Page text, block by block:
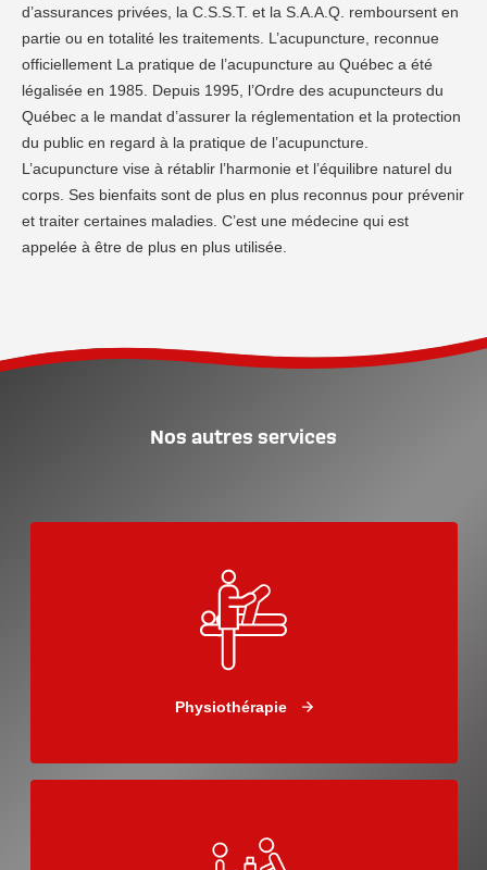
d’assurances privées, la C.S.S.T. et la S.A.A.Q. remboursent en
partie ou en totalité les traitements. L’acupuncture, reconnue
officiellement La pratique de l’acupuncture au Québec a été
légalisée en 1985. Depuis 1995, l’Ordre des acupuncteurs du
Québec a le mandat d’assurer la réglementation et la protection
du public en regard à la pratique de l’acupuncture.
L’acupuncture vise à rétablir l’harmonie et l’équilibre naturel du
corps. Ses bienfaits sont de plus en plus reconnus pour prévenir
et traiter certaines maladies. C’est une médecine qui est
appelée à être de plus en plus utilisée.
Nos autres services
Physiothérapie